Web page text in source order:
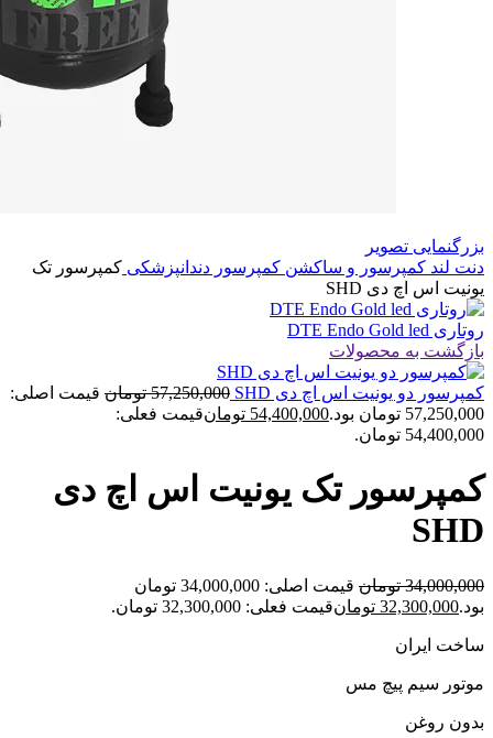
بزرگنمایی تصویر
دنت لند کمپرسور و ساکشن کمپرسور دندانپزشکی کمپرسور تک
یونیت اس اچ دی SHD
روتاری DTE Endo Gold led
بازگشت به محصولات
کمپرسور دو یونیت اس اچ دی SHD 57,250,000 تومان قیمت اصلی:
57,250,000 تومان بود.
54,400,000 تومانقیمت فعلی:
54,400,000 تومان.
کمپرسور تک یونیت اس اچ دی
SHD
34,000,000 تومان
قیمت اصلی: 34,000,000 تومان
بود.32,300,000 تومانقیمت فعلی: 32,300,000 تومان.
ساخت ایران
موتور سیم پیچ مس
بدون روغن